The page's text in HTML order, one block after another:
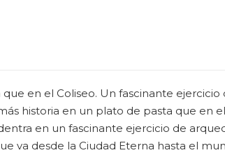
en el Coliseo. Un fascinante
historia en un plato de pasta que en
en un fascinante ejercicio de
va desde la Ciudad Eterna hasta el